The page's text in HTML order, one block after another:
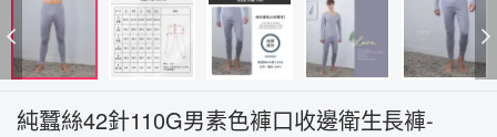
純蠶絲42針110G男素色褲口收邊衛生長褲-